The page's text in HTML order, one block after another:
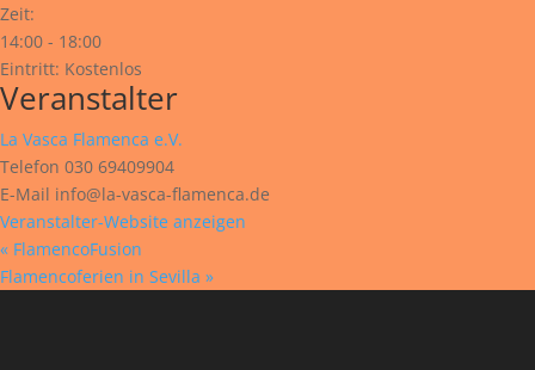
Zeit:
14:00 - 18:00
Eintritt: Kostenlos
Veranstalter
La Vasca Flamenca e.V.
Telefon 030 69409904
E-Mail info@la-vasca-flamenca.de
Veranstalter-Website anzeigen
« FlamencoFusion
Flamencoferien in Sevilla »